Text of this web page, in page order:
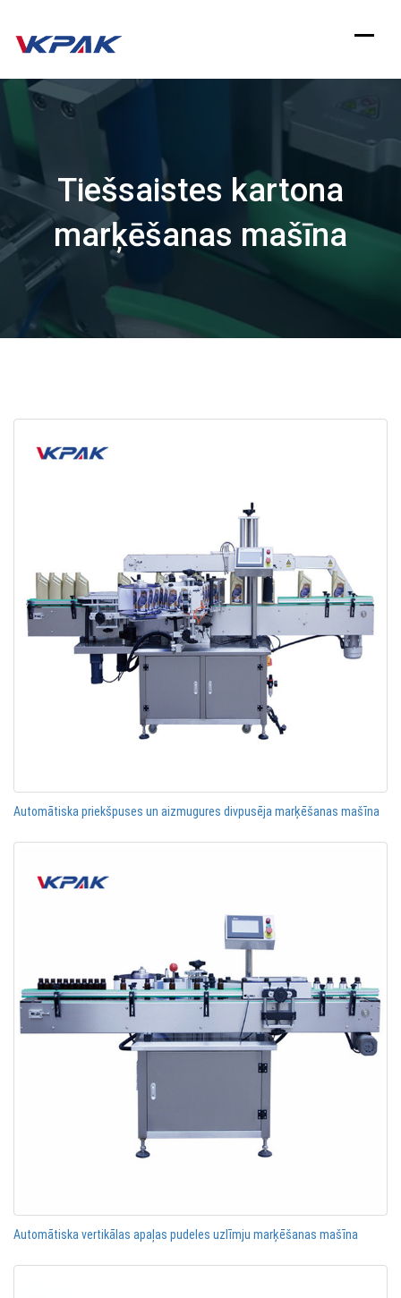
Pāriet
Tiešsaistes kartona
marķēšanas mašīna
Automātiska priekšpuses un aizmugures divpusēja marķēšanas mašīna
Automātiska vertikālas apaļas pudeles uzlīmju marķēšanas mašīna